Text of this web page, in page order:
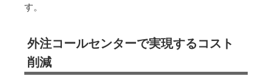
す。
外注コールセンターで実現するコスト
削減